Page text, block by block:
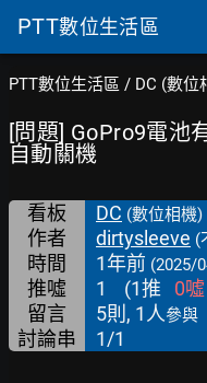
PTT數位生活區
PTT數位生活區 / DC (數位
[問題] GoPro9電池
自動關機
看板 DC (數位相機)
作者 dirtysleeve (
時間 1年前 (2025/
推噓 1 (1推 0噓
留言
5則, 1人參與
討論串 1/1